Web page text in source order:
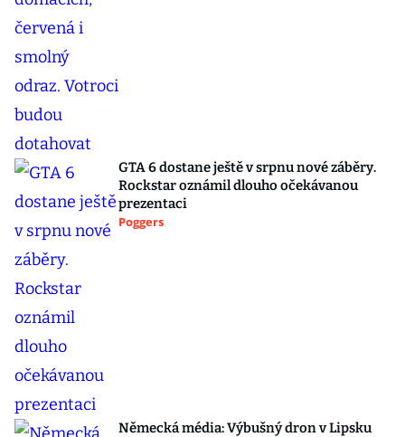
GTA 6 dostane ještě v srpnu nové záběry.
Rockstar oznámil dlouho očekávanou
prezentaci
Poggers
Německá média: Výbušný dron v Lipsku